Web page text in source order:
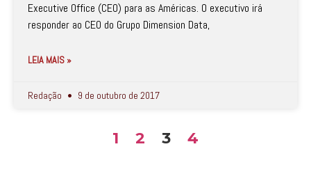
Executive Office (CEO) para as Américas. O executivo irá
responder ao CEO do Grupo Dimension Data,
LEIA MAIS »
Redação 9 de outubro de 2017
1 2 3 4